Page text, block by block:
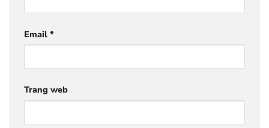
Email *
Trang web